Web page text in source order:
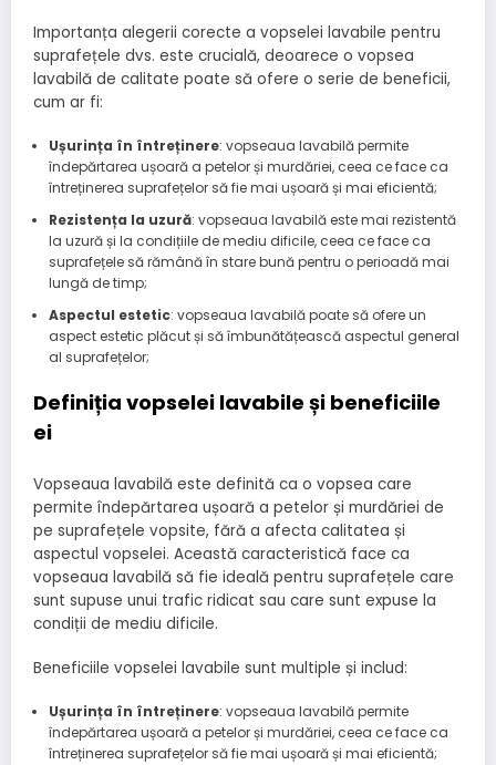
Importanța alegerii corecte a vopselei lavabile pentru
suprafețele dvs. este crucială, deoarece o vopsea
lavabilă de calitate poate să ofere o serie de beneficii,
cum ar fi:
Ușurința în întreținere: vopseaua lavabilă permite
îndepărtarea ușoară a petelor și murdăriei, ceea ce face ca
întreținerea suprafețelor să fie mai ușoară și mai eficientă;
Rezistența la uzură: vopseaua lavabilă este mai rezistentă
la uzură și la condițiile de mediu dificile, ceea ce face ca
suprafețele să rămână în stare bună pentru o perioadă mai
lungă de timp;
Aspectul estetic: vopseaua lavabilă poate să ofere un
aspect estetic plăcut și să îmbunătățească aspectul general
al suprafețelor;
Definiția vopselei lavabile și beneficiile
ei
Vopseaua lavabilă este definită ca o vopsea care
permite îndepărtarea ușoară a petelor și murdăriei de
pe suprafețele vopsite, fără a afecta calitatea și
aspectul vopselei. Această caracteristică face ca
vopseaua lavabilă să fie ideală pentru suprafețele care
sunt supuse unui trafic ridicat sau care sunt expuse la
condiții de mediu dificile.
Beneficiile vopselei lavabile sunt multiple și includ:
Ușurința în întreținere: vopseaua lavabilă permite
îndepărtarea ușoară a petelor și murdăriei, ceea ce face ca
întreținerea suprafețelor să fie mai ușoară și mai eficientă;